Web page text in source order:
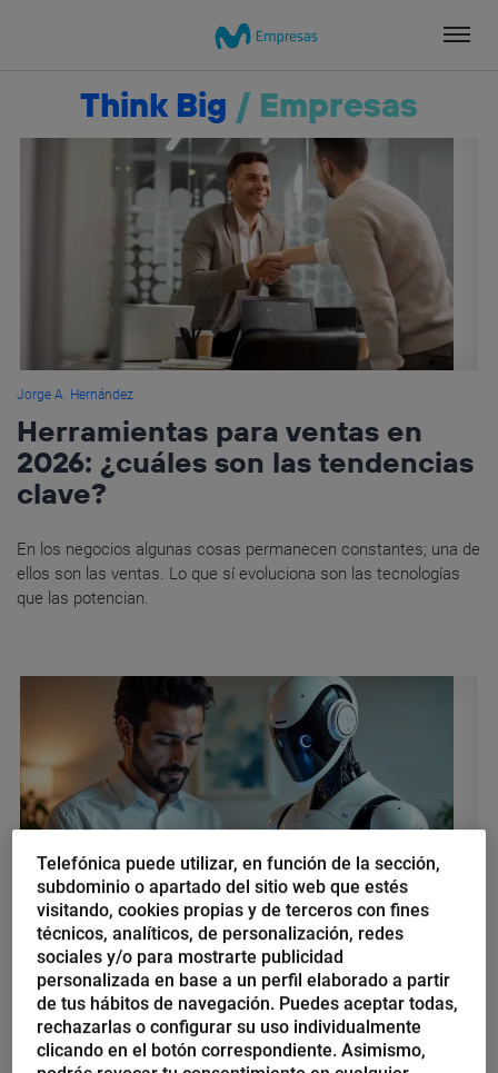
Think Big / Empresas
Jorge A. Hernández
Herramientas para ventas en
2026: ¿cuáles son las tendencias
clave?
En los negocios algunas cosas permanecen constantes; una de
ellos son las ventas. Lo que sí evoluciona son las tecnologías
que las potencian.
Jorge A. Hernández
Inteligencia Artificial
conversacional: hacia los
agentes más humanos
Telefónica puede utilizar, en función de la sección,
subdominio o apartado del sitio web que estés
visitando, cookies propias y de terceros con fines
técnicos, analíticos, de personalización, redes
sociales y/o para mostrarte publicidad
personalizada en base a un perfil elaborado a partir
de tus hábitos de navegación. Puedes aceptar todas,
rechazarlas o configurar su uso individualmente
clicando en el botón correspondiente. Asimismo,